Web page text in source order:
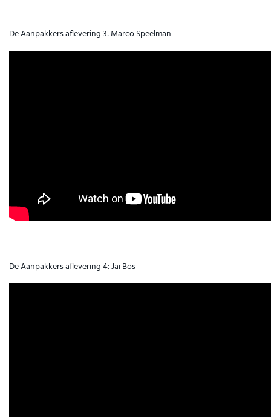
De Aanpakkers aflevering 3: Marco Speelman
De Aanpakkers aflevering 4: Jai Bos